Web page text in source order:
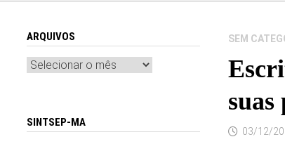
SEM
suas
03/12/
ARQUIVOS
Arquivos
SINTSEP-MA